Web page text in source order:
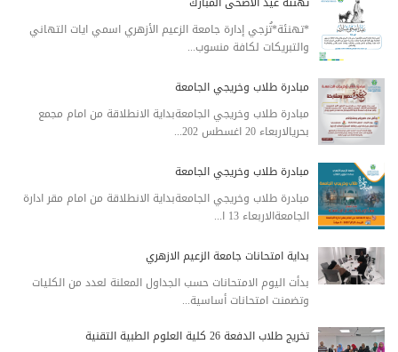
*تهنئة*تُزجي إدارة جامعة الزعيم الأزهري اسمي ايات التهاني
والتبريكات لكافة منسوب...
مبادرة طلاب وخريجي الجامعة
مبادرة طلاب وخريجي الجامعةبداية الانطلاقة من امام مجمع
بحريالاربعاء 20 اغسطس 202...
مبادرة طلاب وخريجي الجامعة
مبادرة طلاب وخريجي الجامعةبداية الانطلاقة من امام مقر ادارة
الجامعةالاربعاء 13 ا...
بداية امتحانات جامعة الزعيم الازهري
بدأت اليوم الامتحانات حسب الجداول المعلنة لعدد من الكليات
وتضمنت امتحانات أساسية...
تخريج طلاب الدفعة 26 كلية العلوم الطبية التقنية